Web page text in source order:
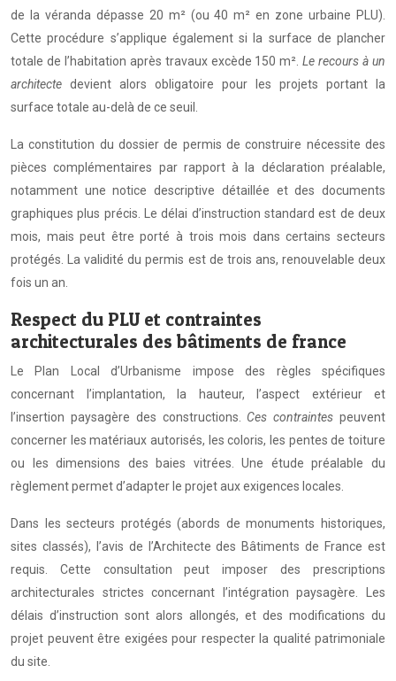
de la véranda dépasse 20 m² (ou 40 m² en zone urbaine PLU).
Cette procédure s’applique également si la surface de plancher
totale de l’habitation après travaux excède 150 m².Le recours à un
architecte devient alors obligatoire pour les projets portant la
surface totale au-delà de ce seuil.
La constitution du dossier de permis de construire nécessite des
pièces complémentaires par rapport à la déclaration préalable,
notamment une notice descriptive détaillée et des documents
graphiques plus précis. Le délai d’instruction standard est de deux
mois, mais peut être porté à trois mois dans certains secteurs
protégés. La validité du permis est de trois ans, renouvelable deux
fois un an.
Respect du PLU et contraintes
architecturales des bâtiments de france
Le Plan Local d’Urbanisme impose des règles spécifiques
concernant l’implantation, la hauteur, l’aspect extérieur et
l’insertion paysagère des constructions. Ces contraintespeuvent
concerner les matériaux autorisés, les coloris, les pentes de toiture
ou les dimensions des baies vitrées. Une étude préalable du
règlement permet d’adapter le projet aux exigences locales.
Dans les secteurs protégés (abords de monuments historiques,
sites classés), l’avis de l’Architecte des Bâtiments de France est
requis. Cette consultation peut imposer des prescriptions
architecturales strictes concernant l’intégration paysagère. Les
délais d’instruction sont alors allongés, et des modifications du
projet peuvent être exigées pour respecter la qualité patrimoniale
du site.